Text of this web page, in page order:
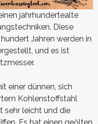
jahrhundertealte
Diese
Jahren werden in
und es ist
einer dünnen, sich
Kohlenstoffstahl
sehr leicht und die
Es hat einen geölten